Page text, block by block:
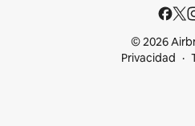
© 2026
Privacidad